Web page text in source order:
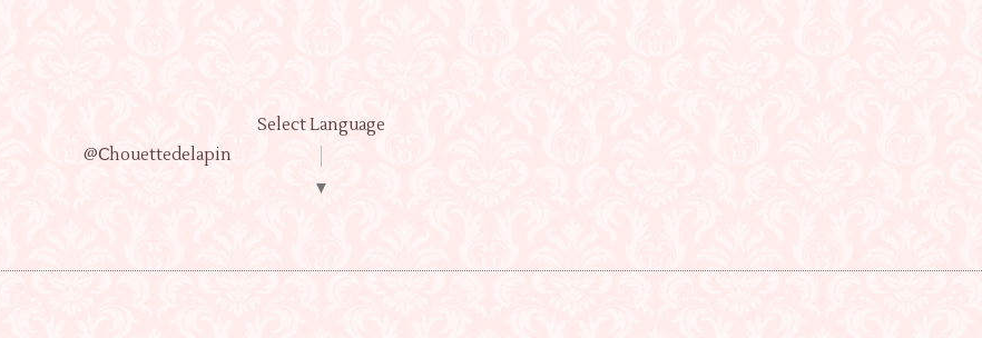
@Ⅽhouettedelapin
Select Language
▼